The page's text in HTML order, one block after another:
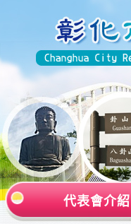
代表會介紹